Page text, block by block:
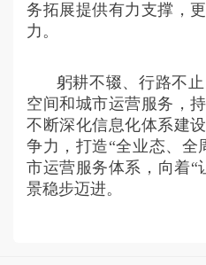
务拓展提供有力支撑，
力。
躬耕不辍、行路不
空间和城市运营服务，
不断深化信息化体系建
争力，打造“全业态、全
市运营服务体系，向着“
景稳步迈进。